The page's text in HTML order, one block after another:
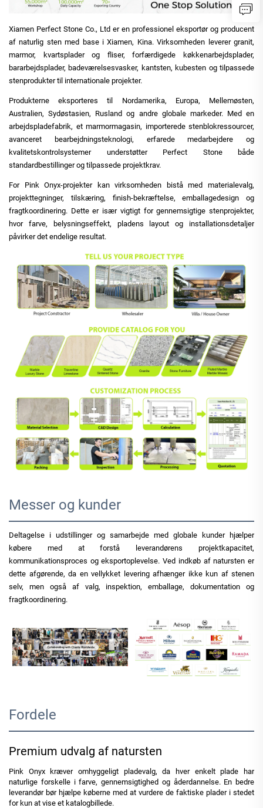
Xiamen Perfect Stone Co., Ltd er en professionel eksportør og producent
af naturlig sten med base i Xiamen, Kina. Virksomheden leverer granit,
marmor, kvartsplader og fliser, forfærdigede køkkenarbejdsplader,
bararbejdsplader, badeværelsesvasker, kantsten, kubesten og tilpassede
stenprodukter til internationale projekter.
Produkterne eksporteres til Nordamerika, Europa, Mellemøsten,
Australien, Sydøstasien, Rusland og andre globale markeder. Med en
arbejdspladefabrik, et marmormagasin, importerede stenblokressourcer,
avanceret bearbejdningsteknologi, erfarede medarbejdere og
kvalitetskontrolsystemer understøtter Perfect Stone både
standardbestillinger og tilpassede projektkrav.
For Pink Onyx-projekter kan virksomheden bistå med materialevalg,
projekttegninger, tilskæring, finish-bekræftelse, emballagedesign og
fragtkoordinering. Dette er især vigtigt for gennemsigtige stenprojekter,
hvor farve, belysningseffekt, pladens layout og installationsdetaljer
påvirker det endelige resultat.
Messer og kunder
Deltagelse i udstillinger og samarbejde med globale kunder hjælper
købere med at forstå leverandørens projektkapacitet,
kommunikationsproces og eksportoplevelse. Ved indkøb af natursten er
dette afgørende, da en vellykket levering afhænger ikke kun af stenen
selv, men også af valg, inspektion, emballage, dokumentation og
fragtkoordinering.
Fordele
Premium udvalg af natursten
Pink Onyx kræver omhyggeligt pladevalg, da hver enkelt plade har
naturlige forskelle i farve, gennemsigtighed og åderdannelse. En bedre
leverandør bør hjælpe køberne med at vurdere de faktiske plader i stedet
for kun at vise et katalogbillede.